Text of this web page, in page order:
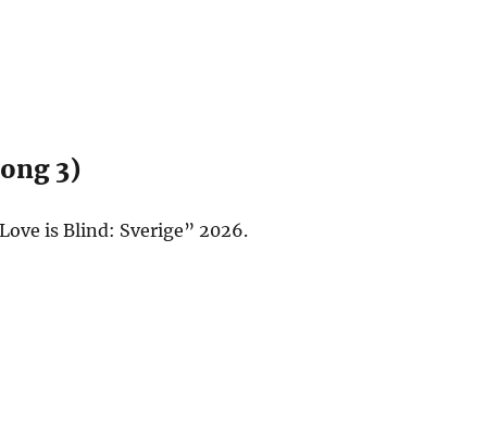
3)
is Blind: Sverige” 2026.